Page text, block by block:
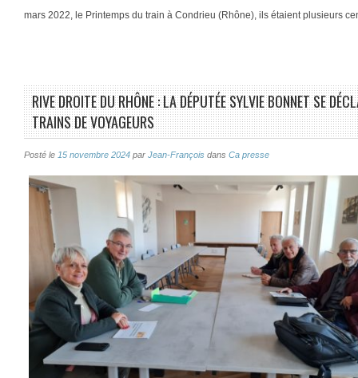
mars 2022, le Printemps du train à Condrieu (Rhône), ils étaient plusieurs
RIVE DROITE DU RHÔNE : LA DÉPUTÉE SYLVIE BONNET SE
TRAINS DE VOYAGEURS
Posté le 15 novembre 2024 par Jean-François dans Ca presse